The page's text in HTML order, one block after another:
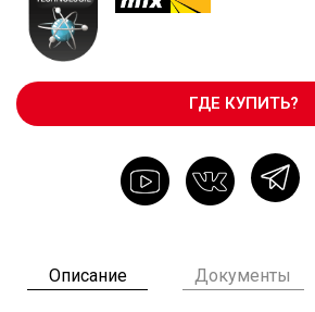
ГДЕ КУПИТЬ?
Описание Документы